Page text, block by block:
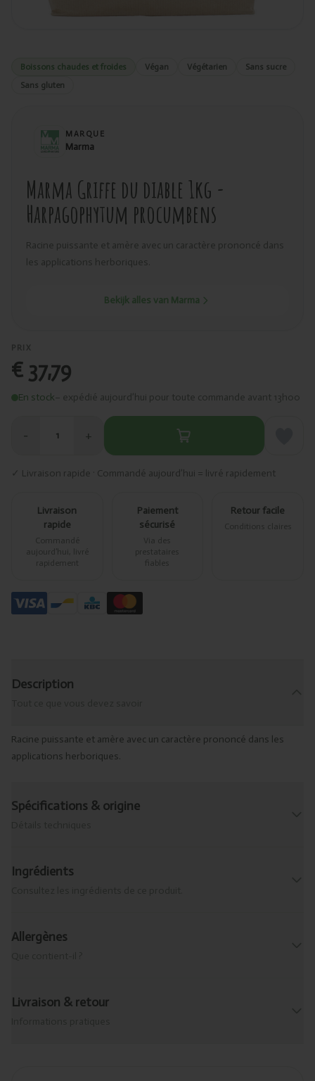
Boissons chaudes et froides Végan Végétarien
Sans sucre
Sans gluten
MARQUE
Marma
Marma Griffe du diable 1kg -
Harpagophytum procumbens
Racine puissante et amère avec un caractère prononcé dans
les applications herboriques.
Bekijk alles van Marma
PRIX
€ 37,79
En stock– expédié aujourd’hui pour toute commande avant 13h00
− 1 +
✓ Livraison rapide · Commandé aujourd’hui = livré rapidement
Livraison
rapide
Commandé
aujourd’hui, livré
rapidement
Paiement
sécurisé
Via des
prestataires
fiables
Retour facile
Conditions claires
Description
Racine puissante et amère avec un caractère prononcé dans les
applications herboriques.
Spécifications & origine
Ingrédients
Allergènes
Livraison & retour